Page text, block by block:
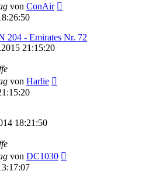
von ConAir
204 - Emirates Nr. 72
21:15:20
von Harlie
18:21:50
von DC1030